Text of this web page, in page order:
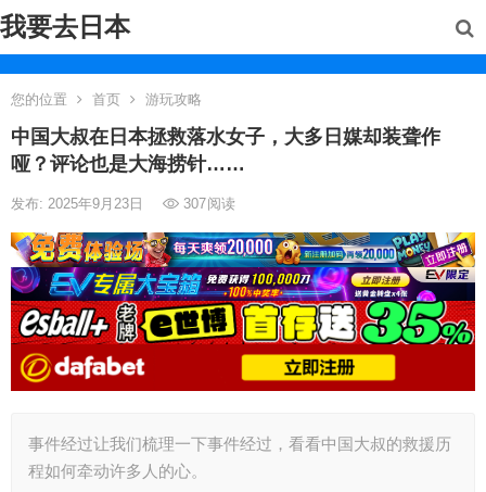
我要去日本
您的位置 首页 游玩攻略
中国大叔在日本拯救落水女子，大多日媒却装聋作
哑？评论也是大海捞针……
发布: 2025年9月23日 307阅读
事件经过让我们梳理一下事件经过，看看中国大叔的救援历
程如何牵动许多人的心。